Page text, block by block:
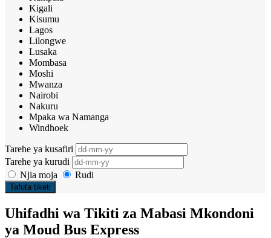
Kigali
Kisumu
Lagos
Lilongwe
Lusaka
Mombasa
Moshi
Mwanza
Nairobi
Nakuru
Mpaka wa Namanga
Windhoek
Tarehe ya kusafiri
Tarehe ya kurudi
Njia moja
Rudi
Tafuta tiketi
Uhifadhi wa Tikiti za Mabasi Mkondoni
ya Moud Bus Express